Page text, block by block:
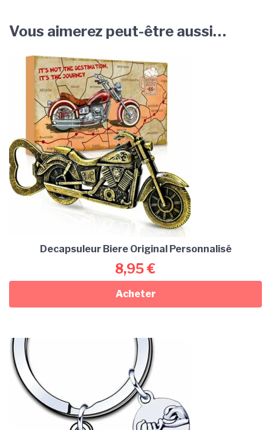
Vous aimerez peut-être aussi…
Decapsuleur Biere Original Personnalisé
8,95€
Acheter